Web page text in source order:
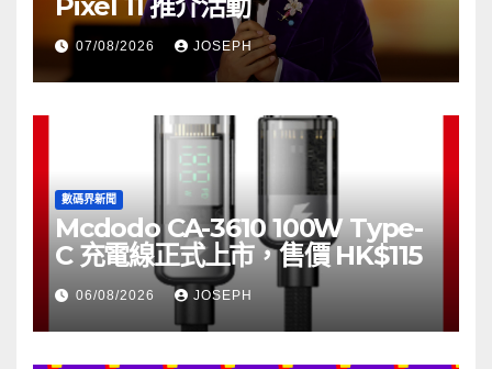
07/08/2026 JOSEPH
數碼界新聞
Mcdodo CA-3610 100W Type-
C 充電線正式上市，售價 HK$115
06/08/2026 JOSEPH